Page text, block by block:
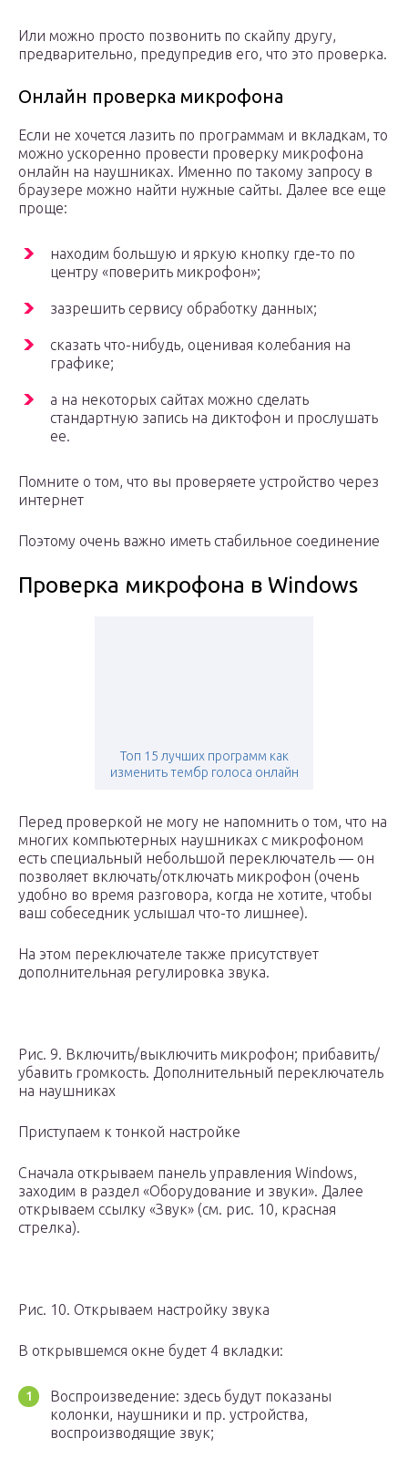
Или можно просто позвонить по скайпу другу,
предварительно, предупредив его, что это проверка.
Онлайн проверка микрофона
Если не хочется лазить по программам и вкладкам, то
можно ускоренно провести проверку микрофона
онлайн на наушниках. Именно по такому запросу в
браузере можно найти нужные сайты. Далее все еще
проще:
находим большую и яркую кнопку где-то по
центру «поверить микрофон»;
зазрешить сервису обработку данных;
сказать что-нибудь, оценивая колебания на
графике;
а на некоторых сайтах можно сделать
стандартную запись на диктофон и прослушать
ее.
Помните о том, что вы проверяете устройство через
интернет
Поэтому очень важно иметь стабильное соединение
Проверка микрофона в Windows
Топ 15 лучших программ как
изменить тембр голоса онлайн
Перед проверкой не могу не напомнить о том, что на
многих компьютерных наушниках с микрофоном
есть специальный небольшой переключатель — он
позволяет включать/отключать микрофон (очень
удобно во время разговора, когда не хотите, чтобы
ваш собеседник услышал что-то лишнее).
На этом переключателе также присутствует
дополнительная регулировка звука.
Рис. 9. Включить/выключить микрофон; прибавить/
убавить громкость. Дополнительный переключатель
на наушниках
Приступаем к тонкой настройке
Сначала открываем панель управления Windows,
заходим в раздел «Оборудование и звуки». Далее
открываем ссылку «Звук» (см. рис. 10, красная
стрелка).
Рис. 10. Открываем настройку звука
В открывшемся окне будет 4 вкладки:
Воспроизведение: здесь будут показаны
колонки, наушники и пр. устройства,
воспроизводящие звук;